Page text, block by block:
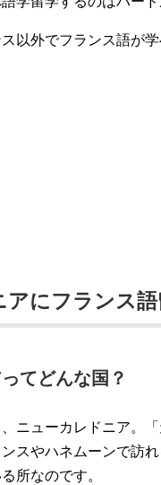
以外でフランス語が
アにフランス
てどんな国？
ニューカレドニア。
スやハネムーンで訪
所なのです。